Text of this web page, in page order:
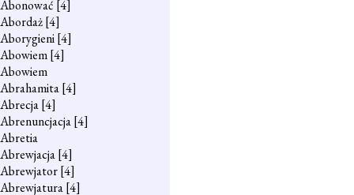
Abonować [4]
Abordaż[4]
Aborygieni[4]
Abowiem[4]
Abowiem
Abrahamita[4]
Abrecja[4]
Abrenuncjacja[4]
Abretia
Abrewjacja[4]
Abrewjator[4]
Abrewjatura[4]